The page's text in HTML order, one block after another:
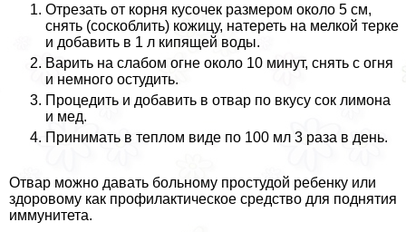
Отрезать от корня кусочек размером около 5 см,
снять (соскоблить) кожицу, натереть на мелкой терке
и добавить в 1 л кипящей воды.
Варить на слабом огне около 10 минут, снять с огня
и немного остудить.
Процедить и добавить в отвар по вкусу сок лимона
и мед.
Принимать в теплом виде по 100 мл 3 раза в день.
Отвар можно давать больному простудой ребенку или
здоровому как профилактическое средство для поднятия
иммунитета.